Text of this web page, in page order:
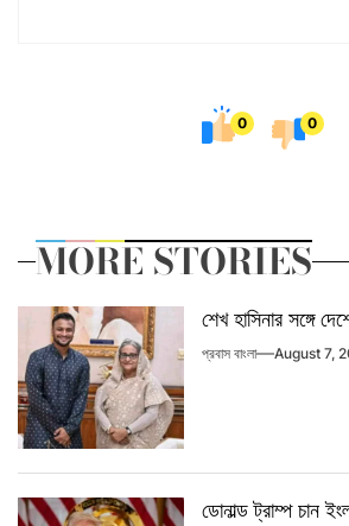
0 0
MORE STORIES
শেখ হাসিনার সঙ্গে
প্রবাস বাংলা August 7,
ডোনাল্ড ট্রাম্প চান